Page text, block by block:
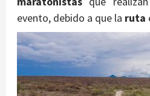
evento, debido a que la ruta